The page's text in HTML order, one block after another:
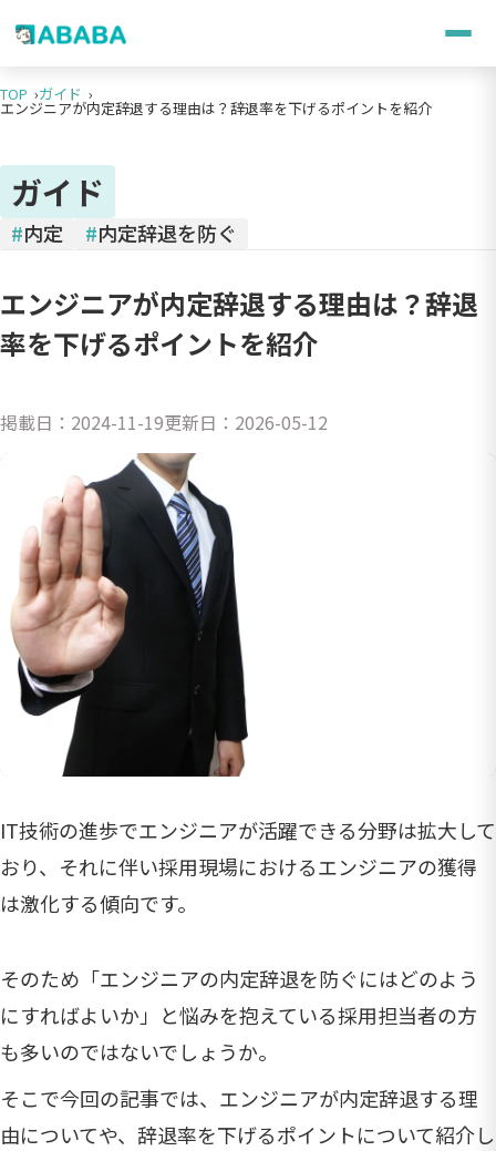
TOP ガイド
エンジニアが内定辞退する理由は？辞退率を下げるポイントを紹介
ガイド
#内定 #内定辞退を防ぐ
エンジニアが内定辞退する理由は？辞退
率を下げるポイントを紹介
掲載日： 2024-11-19更新日： 2026-05-12
IT技術の進歩でエンジニアが活躍できる分野は拡大して
おり、それに伴い採用現場におけるエンジニアの獲得
は激化する傾向です。
そのため「エンジニアの内定辞退を防ぐにはどのよう
にすればよいか」と悩みを抱えている採用担当者の方
も多いのではないでしょうか。
そこで今回の記事では、エンジニアが内定辞退する理
由についてや、辞退率を下げるポイントについて紹介し